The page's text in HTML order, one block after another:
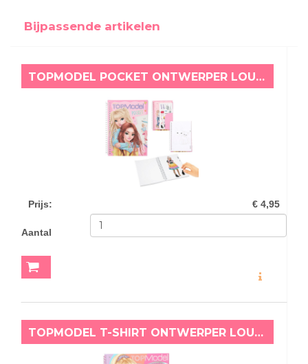
Bijpassende artikelen
TOPMODEL POCKET ONTWERPER LOUISE & LEXY
Prijs: € 4,95
Aantal
TOPMODEL T-SHIRT ONTWERPER LOUISE